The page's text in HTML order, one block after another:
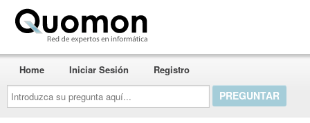
Introduzca
su
pregunta
aquí...
Home Iniciar Sesión Registro